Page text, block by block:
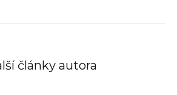
články autora